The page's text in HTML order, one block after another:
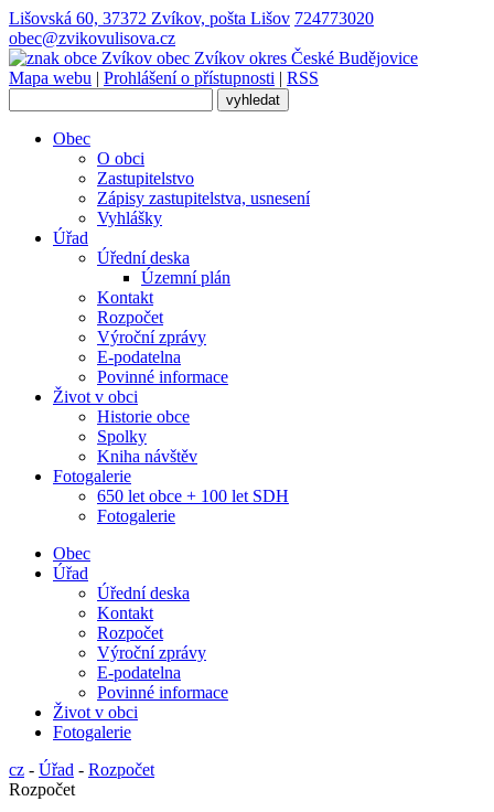
Lišovská 60, 37372 Zvíkov, pošta Lišov 724773020
obec@zvikovulisova.cz
obec Zvíkov okres České Budějovice
Mapa webu | Prohlášení o přístupnosti | RSS
Obec
O obci
Zastupitelstvo
Zápisy zastupitelstva, usnesení
Vyhlášky
Úřad
Úřední deska
Územní plán
Kontakt
Rozpočet
Výroční zprávy
E-podatelna
Povinné informace
Život v obci
Historie obce
Spolky
Kniha návštěv
Fotogalerie
650 let obce + 100 let SDH
Fotogalerie
Obec
Úřad
Úřední deska
Kontakt
Rozpočet
Výroční zprávy
E-podatelna
Povinné informace
Život v obci
Fotogalerie
cz - Úřad - Rozpočet
Rozpočet